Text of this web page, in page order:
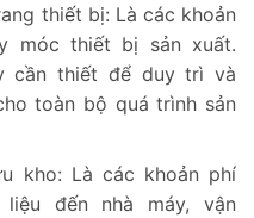
thiết bị: Là các khoản
móc thiết bị sản xuất.
cần thiết để duy trì và
toàn bộ quá trình sản
kho: Là các khoản phí
đến nhà máy, vận